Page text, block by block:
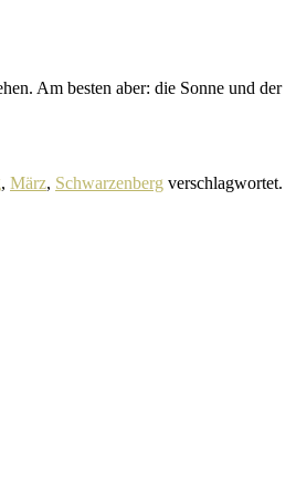
Am besten aber: die Sonne und der
, März, Schwarzenberg verschlagwortet.